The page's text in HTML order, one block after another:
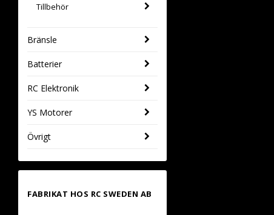
Tillbehör
Bränsle
Batterier
RC Elektronik
YS Motorer
Övrigt
FABRIKAT HOS RC SWEDEN AB